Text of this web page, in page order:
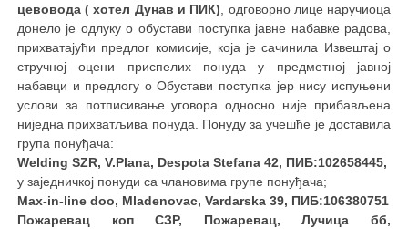
цевовода ( хотел Дунав и ПИК) , oдговорно лице наручиоца
донело је одлуку о обустави поступка јавне набавке радова,
прихватајући предлог комисије, која је сачинила Извештај о
стручној оцени приспелих понуда у предметној јавној
набавци и предлогу о Обустави поступка јер нису испуњени
услови за потписивање уговора односно није прибављена
ниједна прихватљива понуда. Понуду за учешће је доставила
група понуђача:
Welding SZR, V.Plana, Despota Stefana 42, ПИБ:102658445,
у заједничкој понуди са члановима групе понуђача;
Max-in-line doo, Mladenovac, Vardarska 39, ПИБ:106380751
Пожаревац коп СЗР, Пожаревац, Лучица бб,